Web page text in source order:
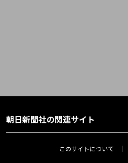
朝日新聞社の関連サイト
このサイトについて